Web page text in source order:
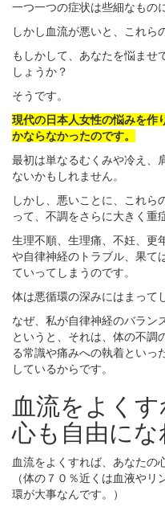
一つ一つの症状は些細なもの
しかし血流が悪いと、これら
もしかして、あなたを悩ませ
しょうか？
そうです。
現代の日本人女性の悩みを作
かならなかったのです。
最初は単なるむくみや冷え、
ないかもしれません。
しかし、悪いことに、これら
って、不調をさらに大きく重
生理不順、生理痛、不妊、更
や自律神経のトラブル、果て
ていってしまうのです。
体は悪循環の深みにはまって
なぜ、私が自律神経のバラン
というと、それは、体の不調
る常識や痛みへの執着といっ
しているからです。
血流をよく
心も自由にな
血流をよくすれば、あなたの
（体の７０％近くは血液や
環が大事なんです。）